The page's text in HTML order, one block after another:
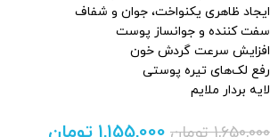
ایجاد ظاهری یکنواخت، جوان و شفاف
سفت کننده و جوانساز پوست
افزایش سرعت گردش خون
رفع لک‌های تیره پوستی
لایه بردار ملایم